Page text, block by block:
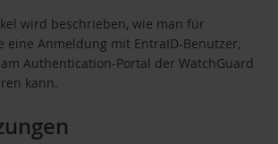
wird beschrieben, wie man für
eine Anmeldung mit EntraID-Benutzer,
Authentication-Portal der WatchGuard
kann.